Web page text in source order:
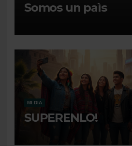
Somos un paìs
MI DIA
SUPERENLO!